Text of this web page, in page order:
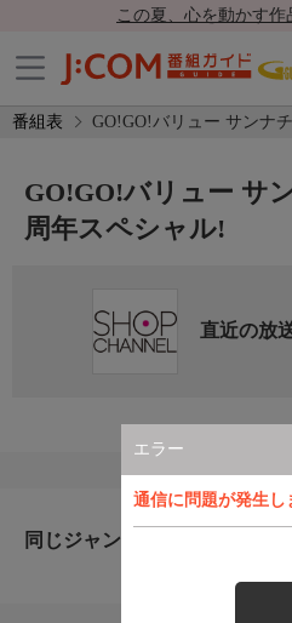
この夏、心を動かす作
番組表 GO!GO!バリュー サンナ
エラー
通信に問題が発生
GO!GO!バリュー サ
周年スペシャル!
直近の放
同じジャンルのおすすめ番組